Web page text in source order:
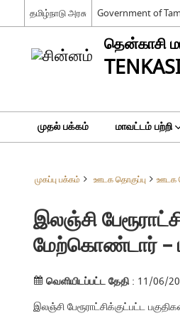
தமிழ்நாடு அரசு Government of
தென்காசி
முதல் பக்கம் மாவட்டம் பற்றி
முகப்பு பக்கம் ஊடக தொகுப்பு ஊடக
இலஞ்சி
மேற்கொண்டார் –
வெளியிடப்பட்ட தேதி: 11/06/
இலஞ்சி பேரூராட்சிக்குட்பட்ட